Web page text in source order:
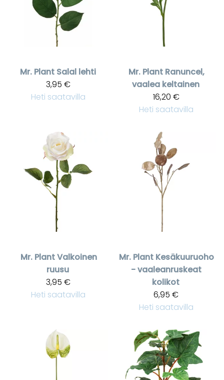
Mr. Plant Salal lehti
3,95 €
Heti saatavilla
Mr. Plant Ranuncel,
vaalea keltainen
16,20 €
Heti saatavilla
Mr. PlantValkoinen
ruusu
3,95 €
Heti saatavilla
Mr. Plant Kesäkuuruoho
- vaaleanruskeat
kolikot
6,95 €
Heti saatavilla